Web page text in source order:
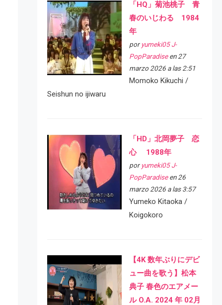
「HQ」菊池桃子 青
春のいじわる 1984
年
por yumeki05 J-
PopParadiseen 27
marzo 2026 a las 2:51
Momoko Kikuchi /
Seishun no ijiwaru
「HD」北岡夢子 恋
心 1988年
por yumeki05 J-
PopParadiseen 26
marzo 2026 a las 3:57
Yumeko Kitaoka /
Koigokoro
【4K 数年ぶりにデビ
ュー曲を歌う】松本
典子 春色のエアメー
ル O.A. 2024 年 02月